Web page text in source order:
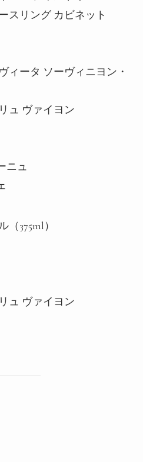
スリング カビネット
ィータ ソーヴィニヨン・
ュ ヴァイヨン
ニュ
375ml）
ュ ヴァイヨン